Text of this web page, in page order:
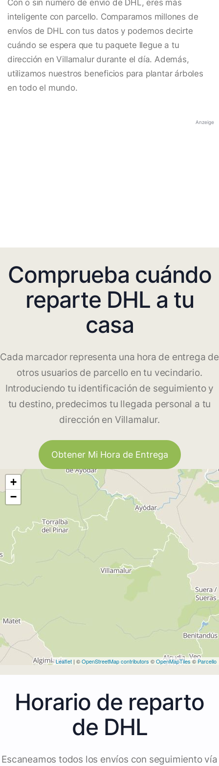
Con o sin número de envío de DHL, eres más
inteligente con parcello. Comparamos millones de
envíos de DHL con tus datos y podemos decirte
cuándo se espera que tu paquete llegue a tu
dirección en Villamalur durante el día. Además,
utilizamos nuestros beneficios para plantar árboles
en todo el mundo.
Anzeige
Comprueba cuándo
reparte DHL a tu
casa
Cada marcador representa una hora de entrega de
otros usuarios de parcello en tu vecindario.
Introduciendo tu identificación de seguimiento y
tu destino, predecimos tu llegada personal a tu
dirección en Villamalur.
Obtener Mi Hora de Entrega
+
−
Leaflet | ©OpenStreetMap contributors ©OpenMapTiles©Parcello
Horario de reparto
de DHL
Escaneamos todos los envíos con seguimiento vía